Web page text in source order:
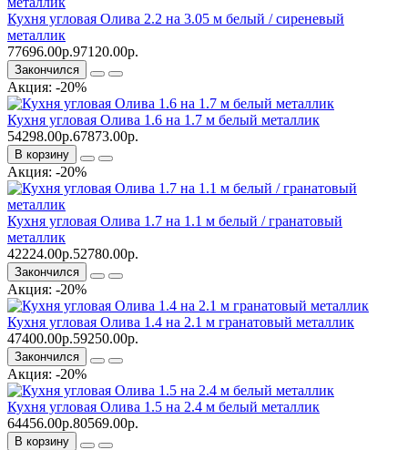
Кухня угловая Олива 2.2 на 3.05 м белый / сиреневый
металлик
77696.00р.97120.00р.
Закончился
Акция: -20%
Кухня угловая Олива 1.6 на 1.7 м белый металлик
54298.00р.67873.00р.
В корзину
Акция: -20%
Кухня угловая Олива 1.7 на 1.1 м белый / гранатовый
металлик
42224.00р.52780.00р.
Закончился
Акция: -20%
Кухня угловая Олива 1.4 на 2.1 м гранатовый металлик
47400.00р.59250.00р.
Закончился
Акция: -20%
Кухня угловая Олива 1.5 на 2.4 м белый металлик
64456.00р.80569.00р.
В корзину